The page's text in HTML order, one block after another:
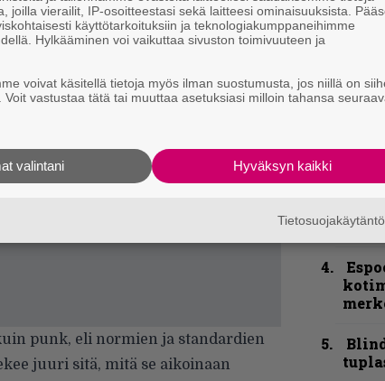
punk, eli normien ja standardien
juuri sitä, mitä se aikoinaan
”He
joilla vierailit, IP-osoitteestasi sekä laitteesi ominaisuuksista.
käyttötarkoituksiin ja teknologiakumppaneihimme
Hylkääminen voi vaikuttaa sivuston toimivuuteen ja
voivat käsitellä tietoja myös ilman suostumusta, jos niillä on
vastustaa tätä tai muuttaa asetuksiasi milloin tahansa
Hyväksyn kaikki
valintani